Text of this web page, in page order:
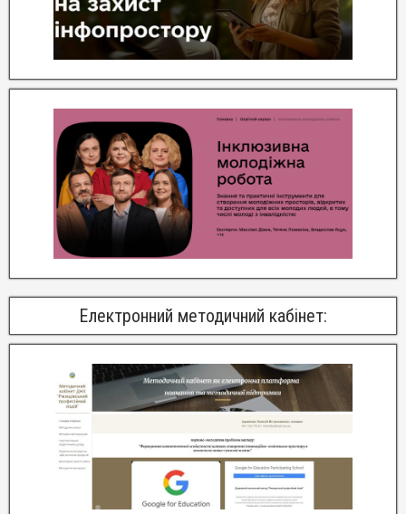
Електронний методичний кабінет: